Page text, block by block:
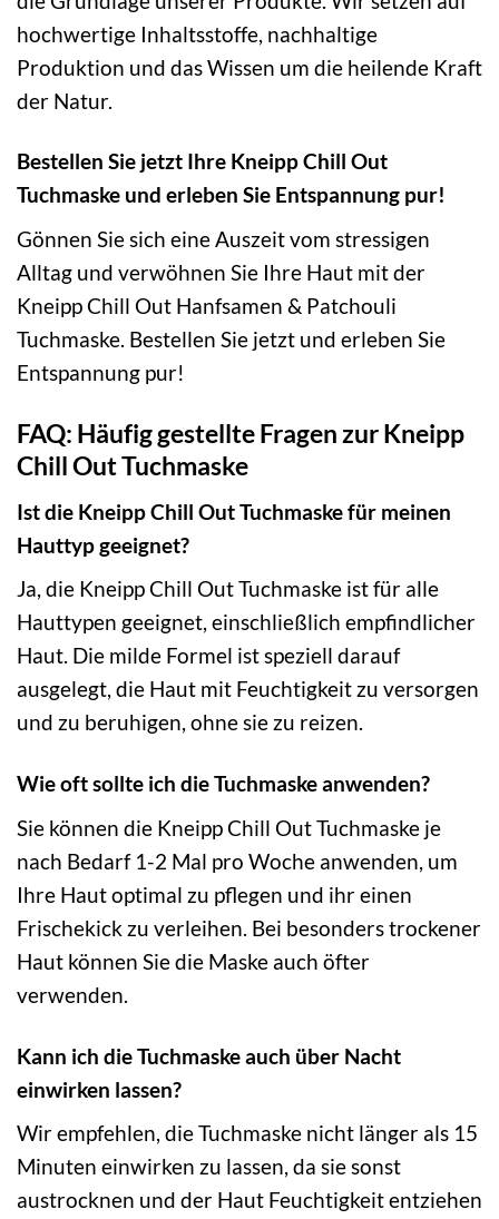
hochwertige Inhaltsstoffe, nachhaltige
Produktion und das Wissen um die heilende Kraft
der Natur.
Bestellen Sie jetzt Ihre Kneipp Chill Out
Tuchmaske und erleben Sie Entspannung pur!
Gönnen Sie sich eine Auszeit vom stressigen
Alltag und verwöhnen Sie Ihre Haut mit der
Kneipp Chill Out Hanfsamen & Patchouli
Tuchmaske. Bestellen Sie jetzt und erleben Sie
Entspannung pur!
FAQ: Häufig gestellte Fragen zur Kneipp
Chill Out Tuchmaske
Ist die Kneipp Chill Out Tuchmaske für meinen
Hauttyp geeignet?
Ja, die Kneipp Chill Out Tuchmaske ist für alle
Hauttypen geeignet, einschließlich empfindlicher
Haut. Die milde Formel ist speziell darauf
ausgelegt, die Haut mit Feuchtigkeit zu versorgen
und zu beruhigen, ohne sie zu reizen.
Wie oft sollte ich die Tuchmaske anwenden?
Sie können die Kneipp Chill Out Tuchmaske je
nach Bedarf 1-2 Mal pro Woche anwenden, um
Ihre Haut optimal zu pflegen und ihr einen
Frischekick zu verleihen. Bei besonders trockener
Haut können Sie die Maske auch öfter
verwenden.
Kann ich die Tuchmaske auch über Nacht
einwirken lassen?
Wir empfehlen, die Tuchmaske nicht länger als 15
Minuten einwirken zu lassen, da sie sonst
austrocknen und der Haut Feuchtigkeit entziehen